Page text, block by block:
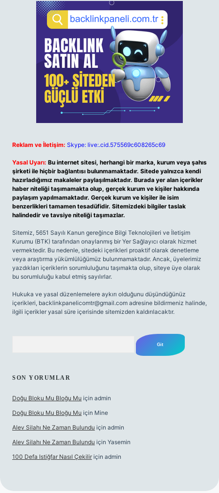
Reklam ve İletişim: Skype: live:.cid.575569c608265c69
Yasal Uyarı: Bu internet sitesi, herhangi bir marka, kurum veya şahıs
şirketi ile hiçbir bağlantısı bulunmamaktadır. Sitede yalnızca kendi
hazırladığımız makaleler paylaşılmaktadır. Burada yer alan içerikler
haber niteliği taşımamakta olup, gerçek kurum ve kişiler hakkında
paylaşım yapılmamaktadır. Gerçek kurum ve kişiler ile isim
benzerlikleri tamamen tesadüfidir. Sitemizdeki bilgiler taslak
halindedir ve tavsiye niteliği taşımazlar.
Sitemiz, 5651 Sayılı Kanun gereğince Bilgi Teknolojileri ve İletişim
Kurumu (BTK) tarafından onaylanmış bir Yer Sağlayıcı olarak hizmet
vermektedir. Bu nedenle, sitedeki içerikleri proaktif olarak denetleme
veya araştırma yükümlülüğümüz bulunmamaktadır. Ancak, üyelerimiz
yazdıkları içeriklerin sorumluluğunu taşımakta olup, siteye üye olarak
bu sorumluluğu kabul etmiş sayılırlar.
Hukuka ve yasal düzenlemelere aykırı olduğunu düşündüğünüz
içerikleri, backlinkpanelicomtr@gmail.com adresine bildirmeniz halinde,
ilgili içerikler yasal süre içerisinde sitemizden kaldırılacaktır.
SON YORUMLAR
Doğu Bloku Mu Bloğu Mu için admin
Doğu Bloku Mu Bloğu Mu için Mine
Alev Silahı Ne Zaman Bulundu için admin
Alev Silahı Ne Zaman Bulundu için Yasemin
100 Defa Istiğfar Nasıl Çekilir için admin